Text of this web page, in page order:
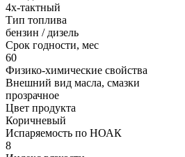
4х-тактный
Тип топлива
бензин / дизель
Срок годности, мес
60
Физико-химические свойства
Внешний вид масла, смазки
прозрачное
Цвет продукта
Коричневый
Испаряемость по НОАК
8